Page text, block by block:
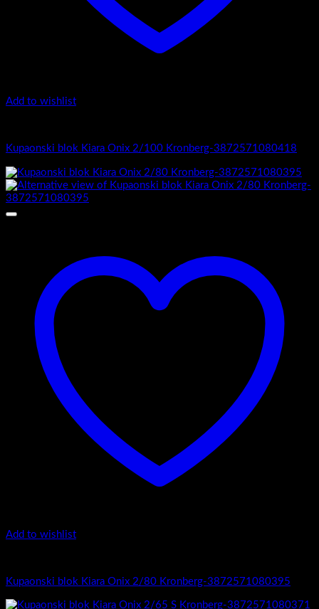
Add to wishlist
Kupaonski blok Kiara Onix 2/100 Kronberg-3872571080418
Add to wishlist
Kupaonski blok Kiara Onix 2/80 Kronberg-3872571080395